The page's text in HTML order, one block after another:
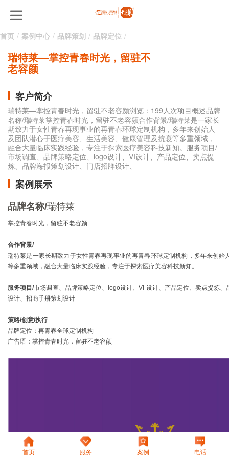
首页 案例中心 品牌策划 品牌定位
瑞特莱―掌控青春时光，留驻不
老容颜
客户简介
瑞特莱―掌控青春时光，留驻不老容颜浏览：199人次项目概述品牌
名称/瑞特莱掌控青春时光，留驻不老容颜合作背景/瑞特莱是一家长
期致力于女性青春再现事业的再青春环球定制机构，多年来创始人
及团队潜心于医疗美容、生活美容、健康管理及抗衰等多重领域，
融合大量临床实践经验，专注于探索医疗美容科技新知。服务项目/
市场调查、品牌策略定位、logo设计、VI设计、产品定位、卖点提
炼、品牌海报策划设计、门店招牌设计、
案例展示
品牌名称/瑞特莱
掌控青春时光，留驻不老容颜
合作背景/
瑞特莱是一家长期致力于女性青春再现事业的再青春环球定制机构，多年来创
等多重领域，融合大量临床实践经验，专注于探索医疗美容科技新知。
服务项目/市场调查、品牌策略定位、logo设计、VI 设计、产品定位、卖点提炼
设计、招商手册策划设计
策略/创意/执行
品牌定位：再青春全球定制机构
广告语：掌控青春时光，留驻不老容颜
首页 服务 案例 电话